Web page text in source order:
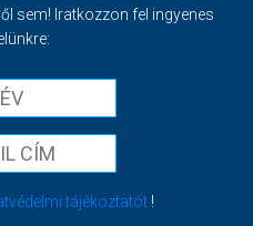
sem! Iratkozzon fel ingyenes
tájékoztatót!